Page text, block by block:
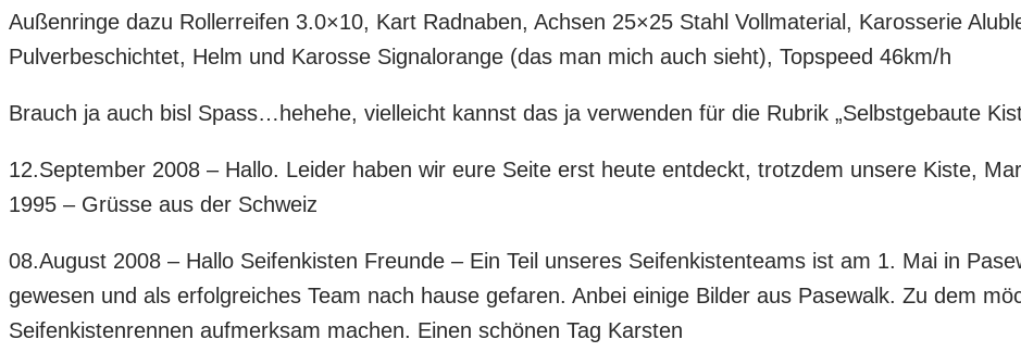
Außenringe dazu Rollerreifen 3.0×10, Kart Radnaben, Achsen 25×25 Stahl Vollmaterial, Karosserie
Pulverbeschichtet, Helm und Karosse Signalorange (das man mich auch sieht), Topspeed 46km/h
Brauch ja auch bisl Spass…hehehe, vielleicht kannst das ja verwenden für die Rubrik „Selbstgebaute
12.September 2008 – Hallo. Leider haben wir eure Seite erst heute entdeckt, trotzdem unsere Kiste,
1995 – Grüsse aus der Schweiz
08.August 2008 – Hallo Seifenkisten Freunde – Ein Teil unseres Seifenkistenteams ist am 1. Mai in
gewesen und als erfolgreiches Team nach hause gefaren. Anbei einige Bilder aus Pasewalk. Zu dem
Seifenkistenrennen aufmerksam machen. Einen schönen Tag Karsten